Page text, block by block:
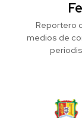
Reportero
medios de